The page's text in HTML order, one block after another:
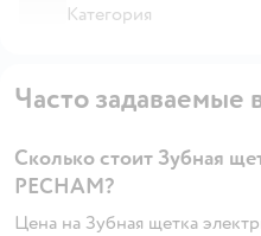
Категория
Часто задаваемые
Сколько стоит Зубная
PECHAM?
Цена на Зубная щетка